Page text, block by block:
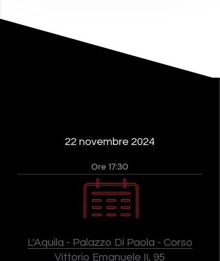
22 novembre 2024
Ore 17:30
L'Aquila - Palazzo Di Paola - Corso
Vittorio Emanuele II, 95